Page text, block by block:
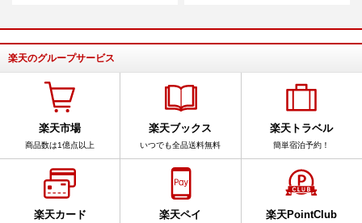
楽天のグループサービス
楽天市場
商品数は1億点以上
楽天ブックス
いつでも全品送料無料
楽天トラベル
簡単宿泊予約！
楽天カード 楽天ペイ 楽天PointClub